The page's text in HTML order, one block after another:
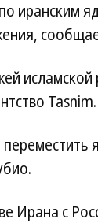
иранским
Tasnim.
Ирана с